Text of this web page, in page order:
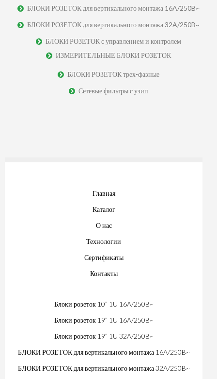
БЛОКИ РОЗЕТОК для вертикального монтажа 16A/250B~
БЛОКИ РОЗЕТОК для вертикального монтажа 32A/250B~
БЛОКИ РОЗЕТОК с управлением и контролем
ИЗМЕРИТЕЛЬНЫЕ БЛОКИ РОЗЕТОК
БЛОКИ РОЗЕТОК трех-фазные
Сетевые фильтры с узип
Главная
Каталог
О нас
Технологии
Сертификаты
Контакты
Блоки розеток 10” 1U 16A/250B~
Блоки розеток 19” 1U 16A/250B~
Блоки розеток 19” 1U 32A/250B~
БЛОКИ РОЗЕТОК для вертикального монтажа 16A/250B~
БЛОКИ РОЗЕТОК для вертикального монтажа 32A/250B~